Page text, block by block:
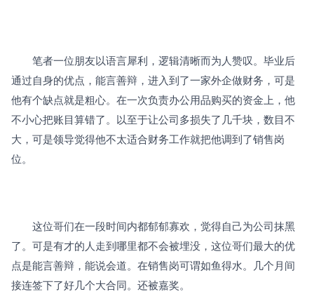
笔者一位朋友以语言犀利，逻辑清晰而为人赞叹。毕业后
通过自身的优点，能言善辩，进入到了一家外企做财务，可是
他有个缺点就是粗心。在一次负责办公用品购买的资金上，他
不小心把账目算错了。以至于让公司多损失了几千块，数目不
大，可是领导觉得他不太适合财务工作就把他调到了销售岗
位。
这位哥们在一段时间内都郁郁寡欢，觉得自己为公司抹黑
了。可是有才的人走到哪里都不会被埋没，这位哥们最大的优
点是能言善辩，能说会道。在销售岗可谓如鱼得水。几个月间
接连签下了好几个大合同。还被嘉奖。